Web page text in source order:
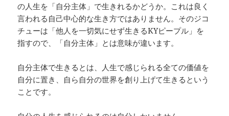
の人生を「自分主体」で生きれるかどうか。これは良く
言われる自己中心的な生き方ではありません。そのジコ
チューは「他人を一切気にせず生きるKYピープル」を
指すので、「自分主体」とは意味が違います。
自分主体で生きるとは、人生で感じられる全ての価値を
自分に置き、自ら自分の世界を創り上げて生きるという
ことです。